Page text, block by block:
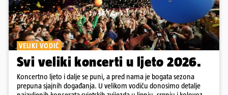
VELIKI VODIČ
Svi veliki koncerti u ljeto 2026.
Koncertno ljeto i dalje se puni, a pred nama je bogata sezona
prepuna sjajnih događanja. U velikom vodiču donosimo detalje